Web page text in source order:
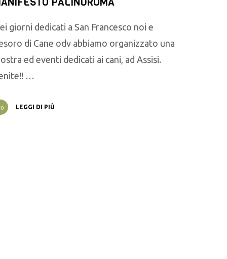
giorni dedicati a San Francesco noi e
di Cane odv abbiamo organizzato una
ed eventi dedicati ai cani, ad Assisi.
…
LEGGI DI PIÙ